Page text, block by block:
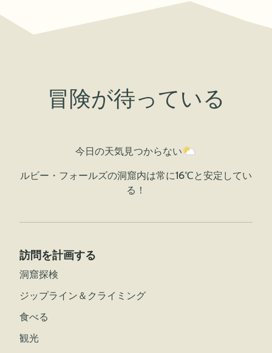
冒険が待っている
今日の天気見つからない
ルビー・フォールズの洞窟内は常に16℃と安定してい
る！
訪問を計画する
洞窟探検
ジップライン＆クライミング
食べる
観光